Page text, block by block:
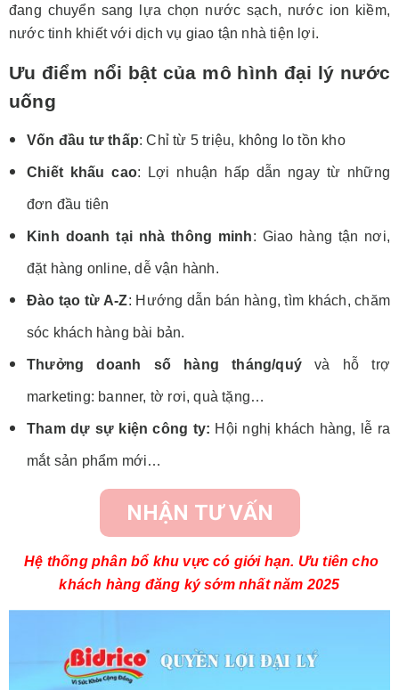
đang chuyển sang lựa chọn nước sạch, nước ion kiềm,
nước tinh khiết với dịch vụ giao tận nhà tiện lợi.
Ưu điểm nổi bật của mô hình đại lý nước
uống
Vốn đầu tư thấp: Chỉ từ 5 triệu, không lo tồn kho
Chiết khấu cao: Lợi nhuận hấp dẫn ngay từ những
đơn đầu tiên
Kinh doanh tại nhà thông minh: Giao hàng tận nơi,
đặt hàng online, dễ vận hành.
Đào tạo từ A-Z: Hướng dẫn bán hàng, tìm khách, chăm
sóc khách hàng bài bản.
Thưởng doanh số hàng tháng/quý và hỗ trợ
marketing: banner, tờ rơi, quà tặng…
Tham dự sự kiện công ty: Hội nghị khách hàng, lễ ra
mắt sản phẩm mới…
NHẬN TƯ VẤN
Hệ thống phân bổ khu vực có giới hạn. Ưu tiên cho
khách hàng đăng ký sớm nhất năm 2025